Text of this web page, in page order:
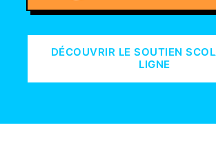
DÉCOUVRIR LE SOUTIEN
LIGNE